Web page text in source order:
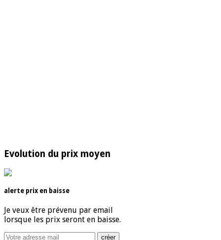
Evolution du prix moyen
alerte prix en baisse
Je veux être prévenu par email
lorsque les prix seront en baisse.